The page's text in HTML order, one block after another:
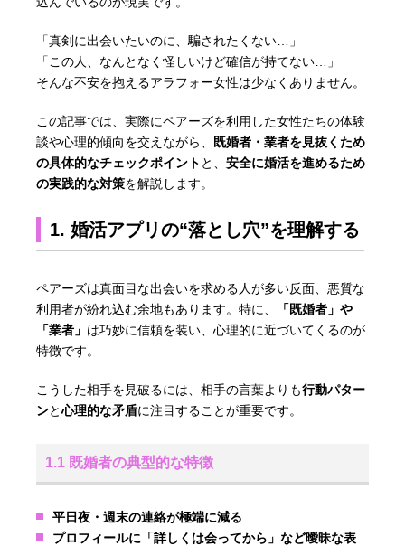
「真剣に出会いたいのに、騙されたくない…」
「この人、なんとなく怪しいけど確信が持てない…」
そんな不安を抱えるアラフォー女性は少なくありません。
この記事では、実際にペアーズを利用した女性たちの体験
談や心理的傾向を交えながら、
既婚者・業者を見抜くため
の具体的なチェックポイント と、安全に婚活を進めるため
の実践的な対策を解説します。
1. 婚活アプリの“落とし穴”を理解する
ペアーズは真面目な出会いを求める人が多い反面、悪質な
利用者が紛れ込む余地もあります。特に、
「既婚者」や
「業者」 は巧妙に信頼を装い、心理的に近づいてくるのが
特徴です。
こうした相手を見破るには、相手の言葉よりも行動パター
ンと心理的な矛盾に注目することが重要です。
1.1 既婚者の典型的な特徴
平日夜・週末の連絡が極端に減る
プロフィールに「詳しくは会ってから」など曖昧な表